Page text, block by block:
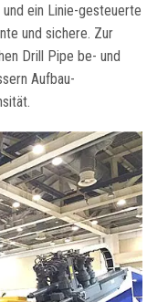
ein Linie-gesteuerte
und sichere. Zur
Drill Pipe be- und
Aufbau-